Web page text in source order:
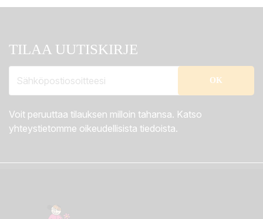
TILAA UUTISKIRJE
Voit peruuttaa tilauksen milloin tahansa. Katso
yhteystietomme oikeudellisista tiedoista.